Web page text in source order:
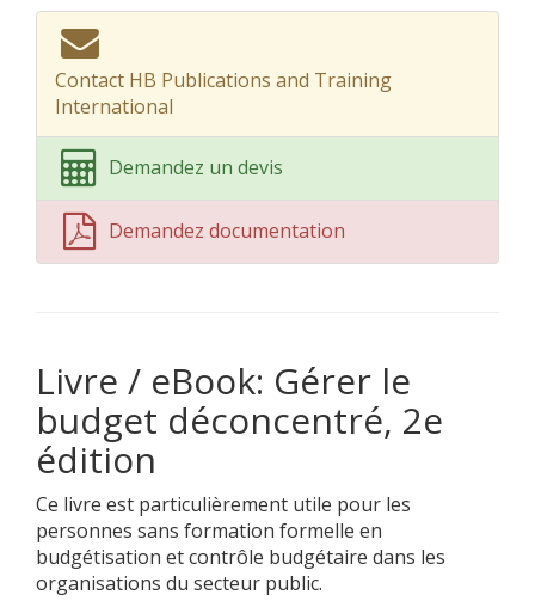
Contact HB Publications and Training
International
Demandez un devis
Demandez documentation
Livre / eBook: Gérer le
budget déconcentré, 2e
édition
Ce livre est particulièrement utile pour les
personnes sans formation formelle en
budgétisation et contrôle budgétaire dans les
organisations du secteur public.